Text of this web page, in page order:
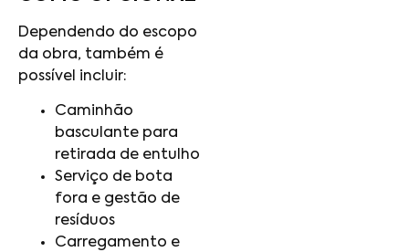
Dependendo do escopo
da obra, também é
possível incluir:
Caminhão
basculante para
retirada de entulho
Serviço de bota
fora e gestão de
resíduos
Carregamento e